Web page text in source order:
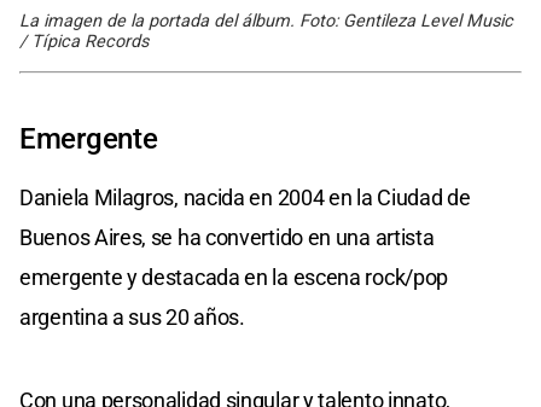
La imagen de la portada del álbum. Foto: Gentileza Level Music
/ Típica Records
Emergente
Daniela Milagros, nacida en 2004 en la Ciudad de
Buenos Aires, se ha convertido en una artista
emergente y destacada en la escena rock/pop
argentina a sus 20 años.
Con una personalidad singular y talento innato,